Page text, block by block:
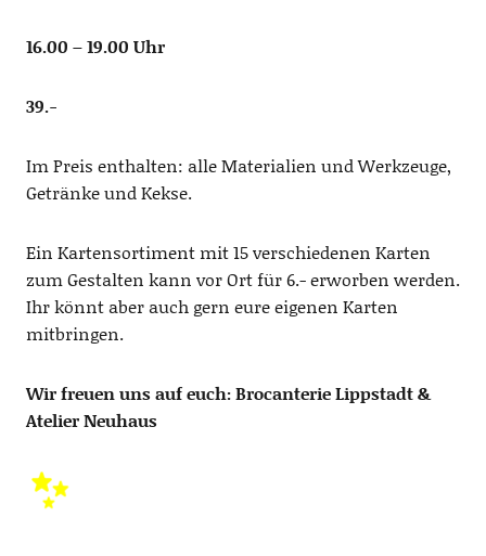
16.00 – 19.00 Uhr
39.-
Im Preis enthalten: alle Materialien und Werkzeuge,
Getränke und Kekse.
Ein Kartensortiment mit 15 verschiedenen Karten
zum Gestalten kann vor Ort für 6.- erworben werden.
Ihr könnt aber auch gern eure eigenen Karten
mitbringen.
Wir freuen uns auf euch: Brocanterie Lippstadt &
Atelier Neuhaus